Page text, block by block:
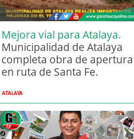
Mejora vial para Atalaya.
Municipalidad de Atalaya
completa obra de apertura
en ruta de Santa Fe.
ATALAYA